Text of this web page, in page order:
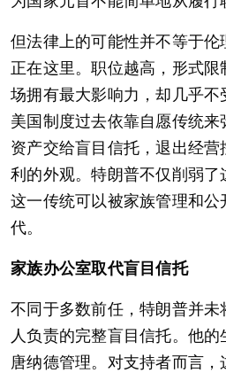
但法律上的可能性并不等于
正在这里。职位越高，形式
场拥有最大影响力，却几乎不
美国制度过去依靠自愿传统
资产交给盲目信托，退出经
利的外观。特朗普不仅削弱了
这一传统可以被家族管理和公
代。
家族办公室取代盲目信托
不同于多数前任，特朗普并
人负责的完整盲目信托。他
唐纳德管理。对支持者而言